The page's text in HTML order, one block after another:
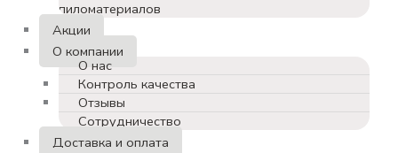
пиломатериалов
Акции
О компании
О нас
Контроль качества
Отзывы
Сотрудничество
Доставка и оплата